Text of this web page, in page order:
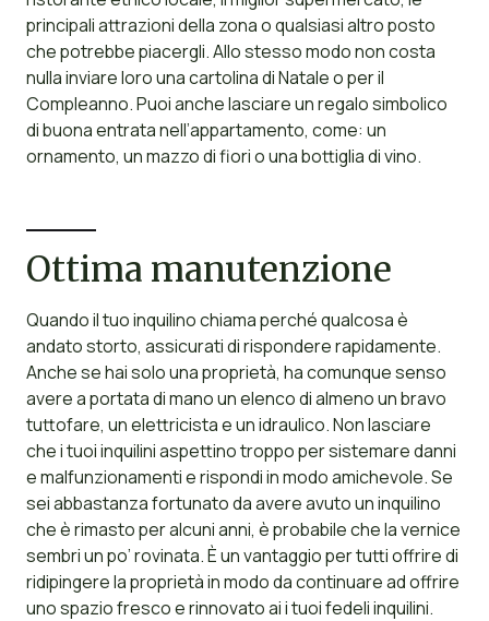
principali attrazioni della zona o qualsiasi altro posto
che potrebbe piacergli. Allo stesso modo non costa
nulla inviare loro una cartolina di Natale o per il
Compleanno. Puoi anche lasciare un regalo simbolico
di buona entrata nell’appartamento, come: un
ornamento, un mazzo di fiori o una bottiglia di vino.
Ottima manutenzione
Quando il tuo inquilino chiama perché qualcosa è
andato storto, assicurati di rispondere rapidamente.
Anche se hai solo una proprietà, ha comunque senso
avere a portata di mano un elenco di almeno un bravo
tuttofare, un elettricista e un idraulico. Non lasciare
che i tuoi inquilini aspettino troppo per sistemare danni
e malfunzionamenti e rispondi in modo amichevole. Se
sei abbastanza fortunato da avere avuto un inquilino
che è rimasto per alcuni anni, è probabile che la vernice
sembri un po’ rovinata. È un vantaggio per tutti offrire di
ridipingere la proprietà in modo da continuare ad offrire
uno spazio fresco e rinnovato ai i tuoi fedeli inquilini.